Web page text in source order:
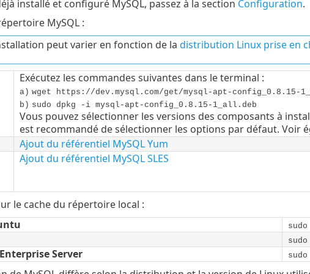
installé et configuré MySQL, passez à la section Configuration.
MySQL :
peut varier en fonction de la distribution Linux prise en
Exécutez les commandes suivantes dans le terminal :
a) wget https://dev.mysql.com/get/mysql-apt-config_0.8.15-
b) sudo dpkg -i mysql-apt-config_0.8.15-1_all.deb
Vous pouvez sélectionner les versions des composants à
est recommandé de sélectionner les options par défaut. Voir
Ajout du référentiel MySQL Yum
Ajout du référentiel MySQL SLES
le cache du répertoire local :
Server